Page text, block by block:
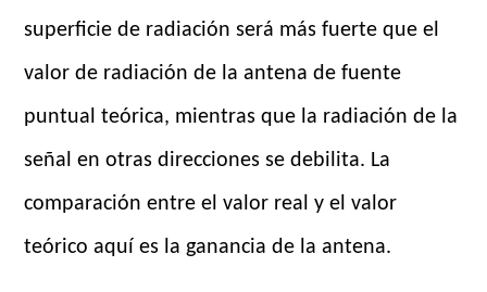
superficie de radiación será más fuerte que el
valor de radiación de la antena de fuente
puntual teórica, mientras que la radiación de la
señal en otras direcciones se debilita. La
comparación entre el valor real y el valor
teórico aquí es la ganancia de la antena.